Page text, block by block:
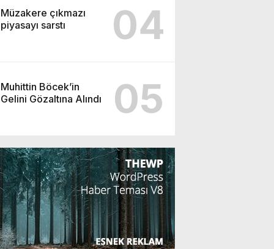
Müzakere çıkmazı
piyasayı sarstı
04
Muhittin Böcek’in
Gelini Gözaltına Alındı
05